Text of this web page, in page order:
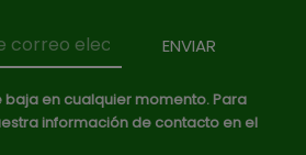
baja en cualquier momento. Para
información de contacto en el